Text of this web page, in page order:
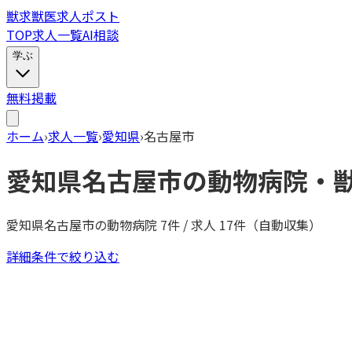
獣求獣医求人ポスト
TOP求人一覧AI相談
学ぶ
無料掲載
ホーム›求人一覧›愛知県›名古屋市
愛知県名古屋市の動物病院・
愛知県名古屋市の動物病院 7件 / 求人 17件（自動収集）
詳細条件で絞り込む